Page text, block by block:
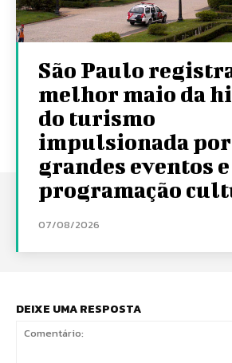
São Paulo
melhor maio da
do turismo
impulsionada por
grandes eventos e
programação
07/08/2026
DEIXE UMA RESPOSTA